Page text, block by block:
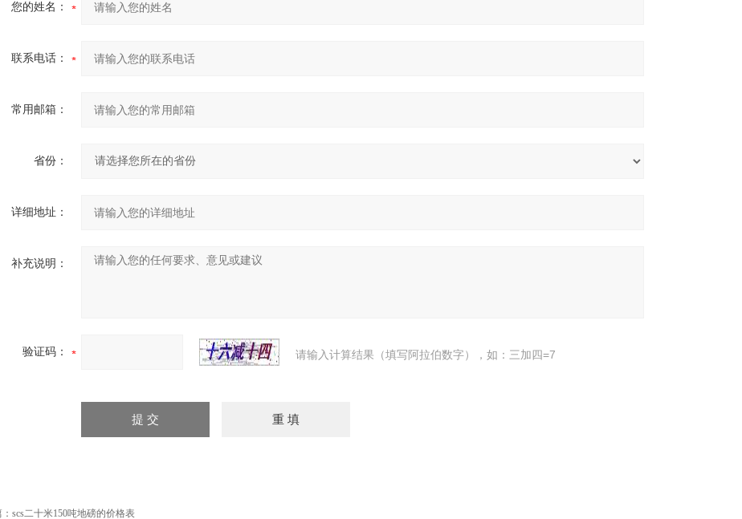
您的姓名：
联系电话：
常用邮箱：
省份：
详细地址：
补充说明：
验证码： 请输入计算结果（填写阿拉伯数字），如：三加四=7
scs二十米150吨地磅的价格表